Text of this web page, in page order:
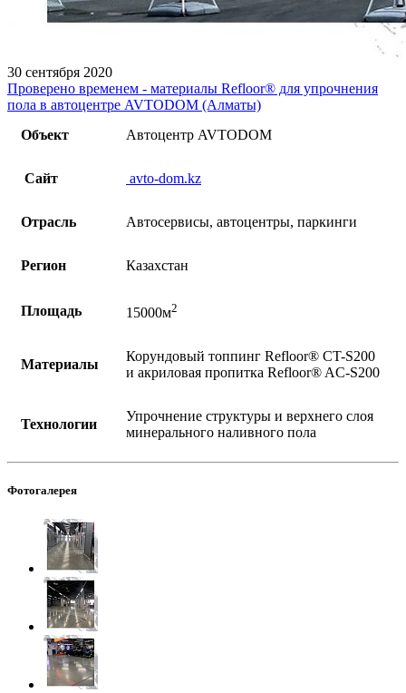
30 сентября 2020
Проверено временем - материалы Refloor®️ для упрочнения
пола в автоцентре AVTODOM (Алматы)
Объект
Автоцентр AVTODOM
Сайт avto-dom.kz
Отрасль Автосервисы, автоцентры, паркинги
Регион Казахстан
Площадь 15000м2
Материалы
Корундовый топпинг Refloor®️ CT-S200
и акриловая пропитка Refloor®️ AC-S200
Технологии
Упрочнение структуры и верхнего слоя
минерального наливного пола
Фотогалерея